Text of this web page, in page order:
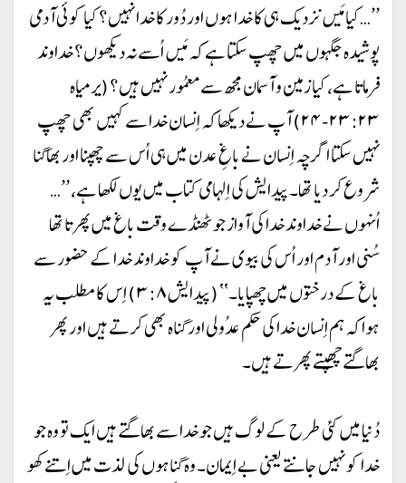
’’…کیا مَیں نزدیک ہی کا خدا ہوں اور دُور کا خدا نہیں؟ کیا کوئی آدمی
پوشیدہ جگہوں میں چھپ سکتا ہے کہ مَیں اُسے نہ دیکھوں؟ خداوند
فرماتا ہے، کیا زمین و آسمان مجھ سے معمُور نہیں ہیں؟ (یرمیاہ
۲۳:۲۳-۲۴) آپ نے دیکھا کہ اِنسان خدا سے کہیں بھی چھپ
نہیں سکتا اگرچہ اِنسان نے باغِ عدن میں ہی اُس سے چھپنا اور بھاگنا
شروع کر دیا تھا۔ پیدایش کی اِلہامی کتاب میں یوں لکھا ہے، ’’…
اُنہوں نے خداوند خدا کی آواز جو ٹھنڈے وقت باغ میں پھرتا تھا
سُنی اور آدم اور اُس کی بیوی نے آپ کو خداوند خدا کے حضور سے
باغ کے درختوں میں چھپایا۔‘‘ (پیدایش ۳:۸) اِس کا مطلب یہ
ہوا کہ ہم اِنسان خدا کی حکم عدُولی اور گناہ بھی کرتے ہیں اور پھر
بھاگتے چھپتے پھرتے ہیں۔
دُنیا میں کئی طرح کے لوگ ہیں جو خدا سے بھاگتے ہیں ایک تو وہ جو
خدا کو نہیں جانتے یعنی بے اِیمان۔ وہ گناہوں کی لذت میں اِتنے کھو